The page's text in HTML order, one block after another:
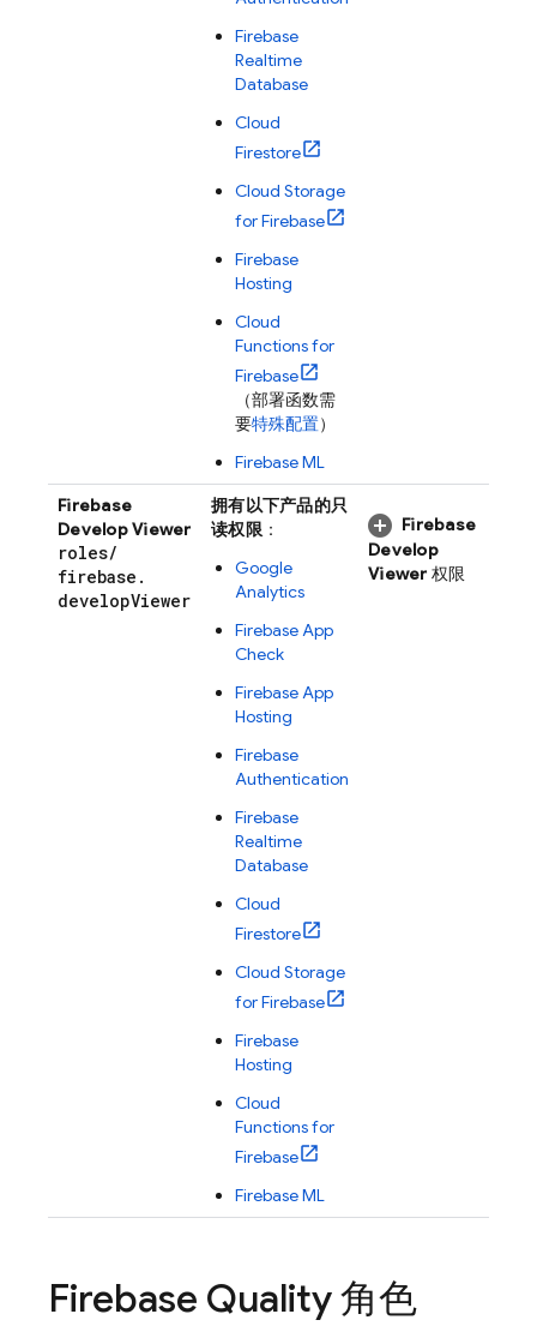
Firebase
Realtime
Database
Cloud
Firestore
Cloud Storage
for Firebase
Firebase
Hosting
Cloud
Functions for
Firebase
（部署函数需
要特殊配置）
Firebase ML
Firebase
Develop Viewer
roles/
firebase .
developViewer
拥有以下产品的只
读权限：
Google
Analytics
Firebase App
Check
Firebase App
Hosting
Firebase
Authentication
Firebase
Realtime
Database
Cloud
Firestore
Cloud Storage
for Firebase
Firebase
Hosting
Cloud
Functions for
Firebase
Firebase ML
Firebase
Develop
Viewer 权限
Firebase Quality 角色